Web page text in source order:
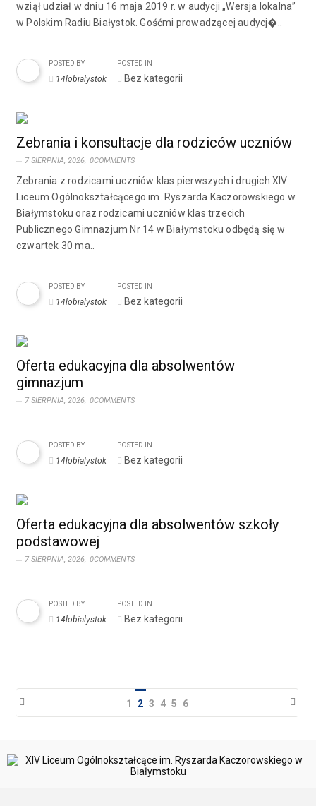
wziął udział w dniu 16 maja 2019 r. w audycji „Wersja lokalna”
w Polskim Radiu Białystok. Gośćmi prowadzącej audycj�..
POSTED BY
14lobialystok
POSTED IN
Bez kategorii
Zebrania i konsultacje dla rodziców uczniów
7 SIERPNIA, 2026, 0COMMENTS
Zebrania z rodzicami uczniów klas pierwszych i drugich XIV
Liceum Ogólnokształcącego im. Ryszarda Kaczorowskiego w
Białymstoku oraz rodzicami uczniów klas trzecich
Publicznego Gimnazjum Nr 14 w Białymstoku odbędą się w
czwartek 30 ma..
POSTED BY
14lobialystok
POSTED IN
Bez kategorii
Oferta edukacyjna dla absolwentów
gimnazjum
7 SIERPNIA, 2026, 0COMMENTS
POSTED BY
14lobialystok
POSTED IN
Bez kategorii
Oferta edukacyjna dla absolwentów szkoły
podstawowej
7 SIERPNIA, 2026, 0COMMENTS
POSTED BY
14lobialystok
POSTED IN
Bez kategorii
1 2 3 4 5 6